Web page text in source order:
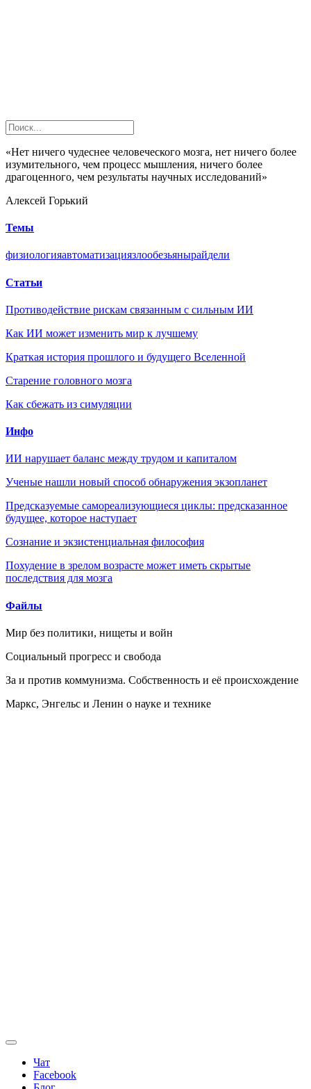
«Нет ничего чудеснее человеческого мозга, нет ничего более
изумительного, чем процесс мышления, ничего более
драгоценного, чем результаты научных исследований»
Алексей Горький
Темы
физиологияавтоматизациязлообезьянырайдели
Статьи
Противодействие рискам связанным с сильным ИИ
Как ИИ может изменить мир к лучшему
Краткая история прошлого и будущего Вселенной
Старение головного мозга
Как сбежать из симуляции
Инфо
ИИ нарушает баланс между трудом и капиталом
Ученые нашли новый способ обнаружения экзопланет
Предсказуемые самореализующиеся циклы: предсказанное
будущее, которое наступает
Сознание и экзистенциальная философия
Похудение в зрелом возрасте может иметь скрытые
последствия для мозга
Файлы
Мир без политики, нищеты и войн
Социальный прогресс и свобода
За и против коммунизма. Собственность и её происхождение
Маркс, Энгельс и Ленин о науке и технике
Чат
Facebook